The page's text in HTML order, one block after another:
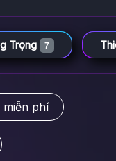
Trọng 7
miễn phí